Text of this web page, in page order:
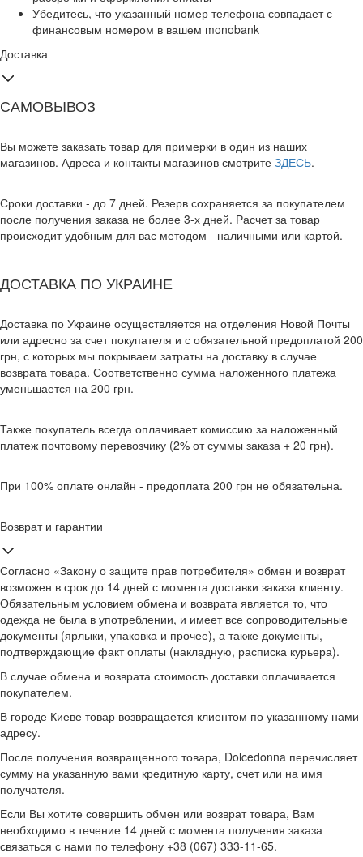
Убедитесь, что указанный номер телефона совпадает с
финансовым номером в вашем monobank
Доставка
САМОВЫВОЗ
Вы можете заказать товар для примерки в один из наших
магазинов. Адреса и контакты магазинов смотрите ЗДЕСЬ.
Сроки доставки - до 7 дней. Резерв сохраняется за покупателем
после получения заказа не более 3-х дней. Расчет за товар
происходит удобным для вас методом - наличными или картой.
ДОСТАВКА ПО УКРАИНЕ
Доставка по Украине осуществляется на отделения Новой Почты
или адресно за счет покупателя и с обязательной предоплатой 200
грн, с которых мы покрываем затраты на доставку в случае
возврата товара. Соответственно сумма наложенного платежа
уменьшается на 200 грн.
Также покупатель всегда оплачивает комиссию за наложенный
платеж почтовому перевозчику (2% от суммы заказа + 20 грн).
При 100% оплате онлайн - предоплата 200 грн не обязательна.
Возврат и гарантии
Согласно «Закону о защите прав потребителя» обмен и возврат
возможен в срок до 14 дней с момента доставки заказа клиенту.
Обязательным условием обмена и возврата является то, что
одежда не была в употреблении, и имеет все сопроводительные
документы (ярлыки, упаковка и прочее), а также документы,
подтверждающие факт оплаты (накладную, расписка курьера).
В случае обмена и возврата стоимость доставки оплачивается
покупателем.
В городе Киеве товар возвращается клиентом по указанному нами
адресу.
После получения возвращенного товара, Dolcedonna перечисляет
сумму на указанную вами кредитную карту, счет или на имя
получателя.
Если Вы хотите совершить обмен или возврат товара, Вам
необходимо в течение 14 дней с момента получения заказа
связаться с нами по телефону +38 (067) 333-11-65.